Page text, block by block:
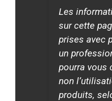
Les
sur cette
prises avec
un
pourra vous
non
produits,